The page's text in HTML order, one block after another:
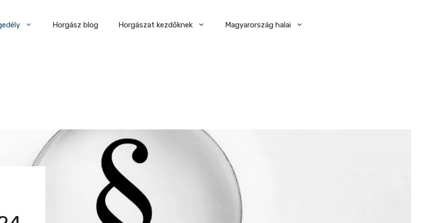
Horgász blog Horgászat kezdőknek Magyarország halai